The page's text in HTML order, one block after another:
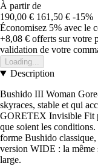
À partir de
190,00 € 161,50 € -15%
Économisez 5% avec le
+8,08 € offerts sur votre
validation de votre
Loading...
Description
Bushido III Woman
skyraces, stable et qui
GORETEX Invisible Fit
que soient les
forme Bushido
version WIDE : la même
large.